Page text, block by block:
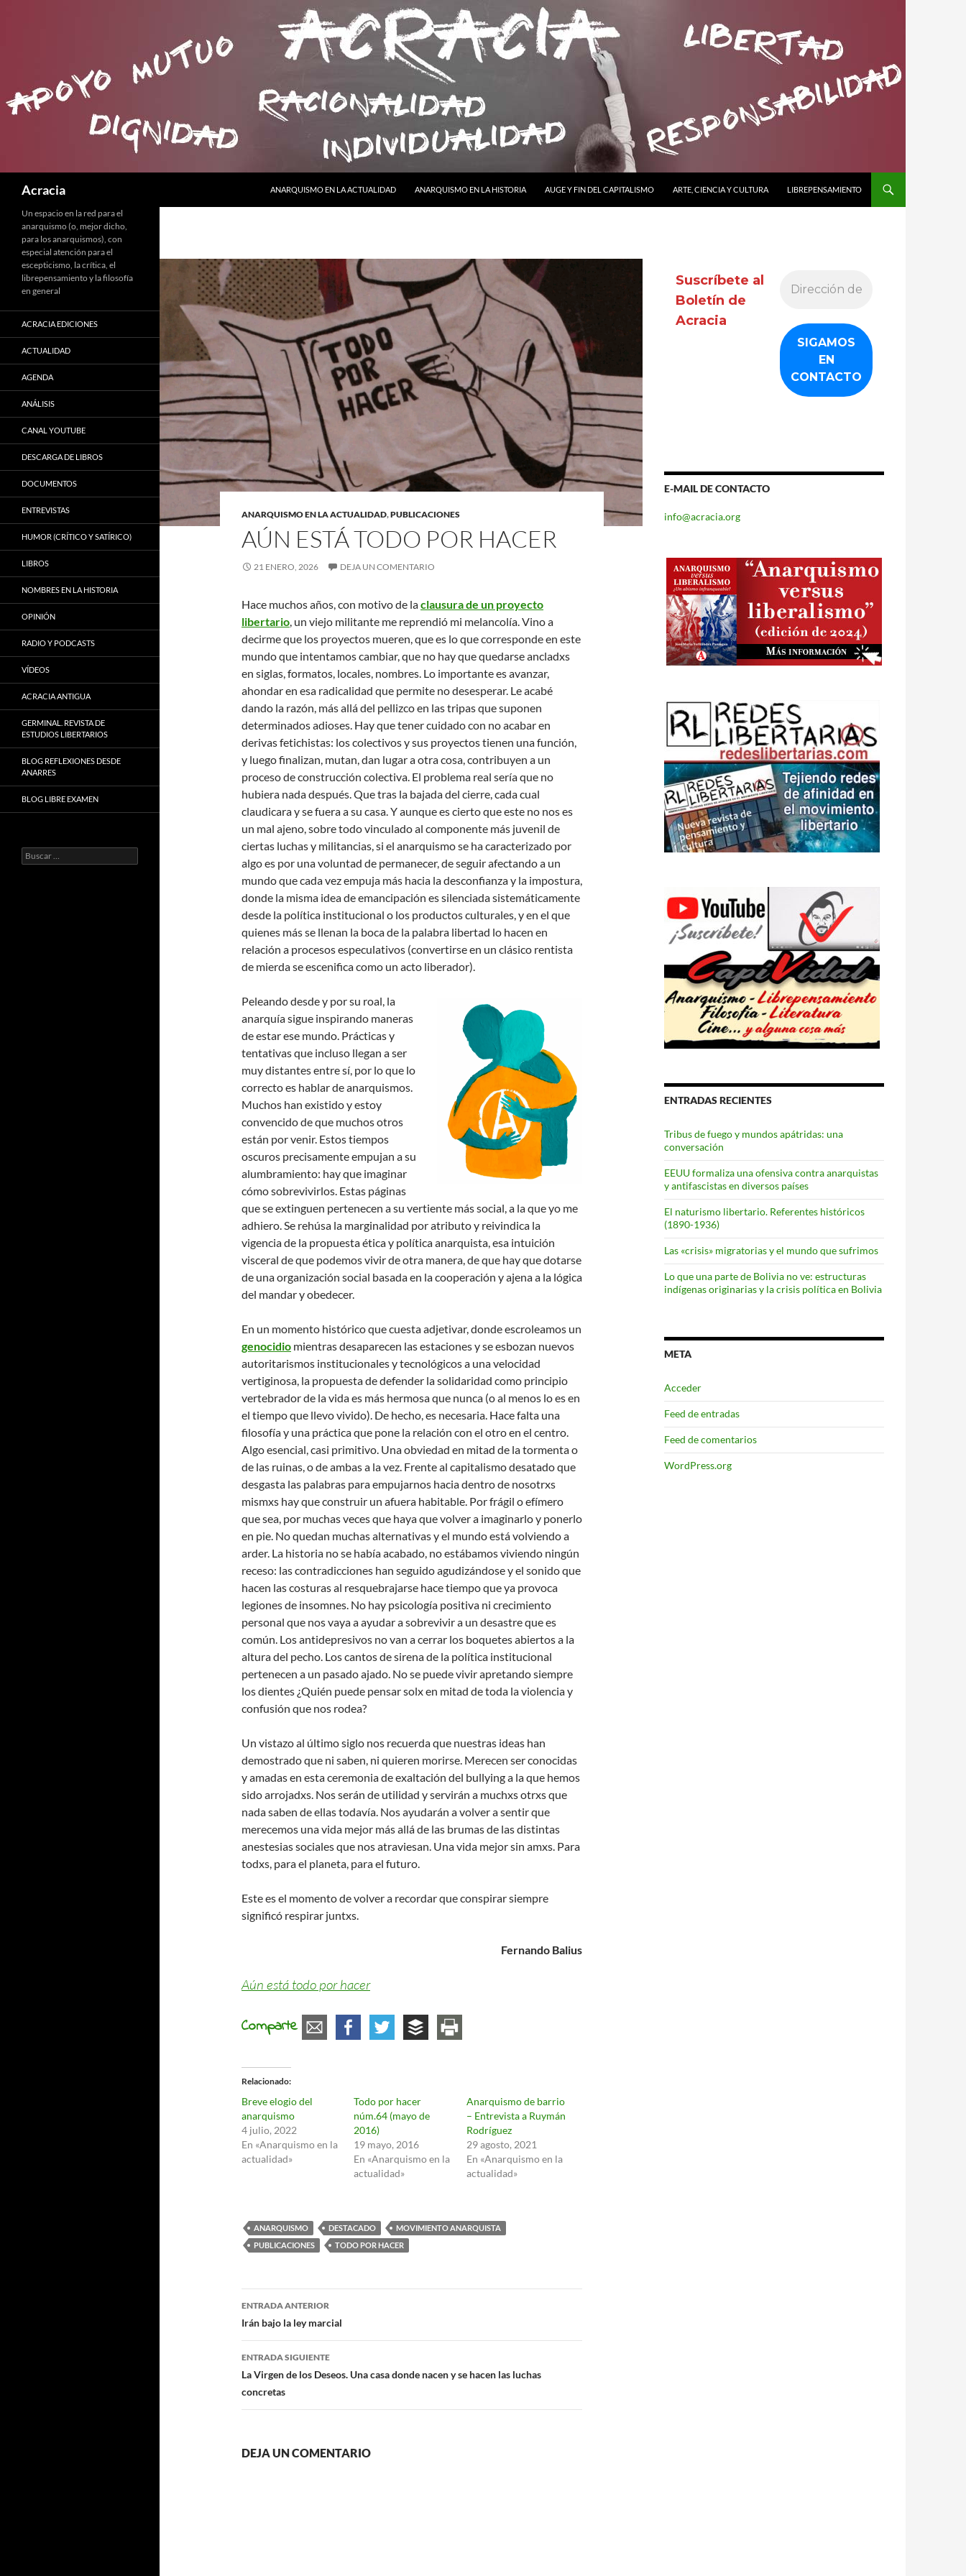
Acracia
ANARQUISMO EN LA ACTUALIDAD
ANARQUISMO EN LA HISTORIA AUGE Y FIN DEL CAPITALISMO ARTE, CIENCIA Y CULTURA LIBREPENSAMIENTO
ANARQUISMO EN LA ACTUALIDAD,PUBLICACIONES
AÚN ESTÁ TODO POR HACER
21 ENERO, 2026 DEJA UN COMENTARIO
Hace muchos años, con motivo de laclausura de un proyecto
libertario, un viejo militante me reprendió mi melancolía. Vino a
decirme que los proyectos mueren, que es lo que corresponde en este
mundo que intentamos cambiar, que no hay que quedarse ancladxs
en siglas, formatos, locales, nombres. Lo importante es avanzar,
ahondar en esa radicalidad que permite no desesperar. Le acabé
dando la razón, más allá del pellizco en las tripas que suponen
determinados adioses. Hay que tener cuidado con no acabar en
derivas fetichistas: los colectivos y sus proyectos tienen una función,
y luego finalizan, mutan, dan lugar a otra cosa, contribuyen a un
proceso de construcción colectiva. El problema real sería que no
hubiera nada después. Que tras la bajada del cierre, cada cual
claudicara y se fuera a su casa. Y aunque es cierto que este no nos es
un mal ajeno, sobre todo vinculado al componente más juvenil de
ciertas luchas y militancias, si el anarquismo se ha caracterizado por
algo es por una voluntad de permanecer, de seguir afectando a un
mundo que cada vez empuja más hacia la desconfianza y la impostura,
donde la misma idea de emancipación es silenciada sistemáticamente
desde la política institucional o los productos culturales, y en el que
quienes más se llenan la boca de la palabra libertad lo hacen en
relación a procesos especulativos (convertirse en un clásico rentista
de mierda se escenifica como un acto liberador).
Peleando desde y por su roal, la
anarquía sigue inspirando maneras
de estar ese mundo. Prácticas y
tentativas que incluso llegan a ser
muy distantes entre sí, por lo que lo
correcto es hablar de anarquismos.
Muchos han existido y estoy
convencido de que muchos otros
están por venir. Estos tiempos
oscuros precisamente empujan a su
alumbramiento: hay que imaginar
cómo sobrevivirlos. Estas páginas
que se extinguen pertenecen a su vertiente más social, a la que yo me
adhiero. Se rehúsa la marginalidad por atributo y reivindica la
vigencia de la propuesta ética y política anarquista, esa intuición
visceral de que podemos vivir de otra manera, de que hay que dotarse
de una organización social basada en la cooperación y ajena a la lógica
del mandar y obedecer.
En un momento histórico que cuesta adjetivar, donde escroleamos un
genocidio mientras desaparecen las estaciones y se esbozan nuevos
autoritarismos institucionales y tecnológicos a una velocidad
vertiginosa, la propuesta de defender la solidaridad como principio
vertebrador de la vida es más hermosa que nunca (o al menos lo es en
el tiempo que llevo vivido). De hecho, es necesaria. Hace falta una
filosofía y una práctica que pone la relación con el otro en el centro.
Algo esencial, casi primitivo. Una obviedad en mitad de la tormenta o
de las ruinas, o de ambas a la vez. Frente al capitalismo desatado que
desgasta las palabras para empujarnos hacia dentro de nosotrxs
mismxs hay que construir un afuera habitable. Por frágil o efímero
que sea, por muchas veces que haya que volver a imaginarlo y ponerlo
en pie. No quedan muchas alternativas y el mundo está volviendo a
arder. La historia no se había acabado, no estábamos viviendo ningún
receso: las contradicciones han seguido agudizándose y el sonido que
hacen las costuras al resquebrajarse hace tiempo que ya provoca
legiones de insomnes. No hay psicología positiva ni crecimiento
personal que nos vaya a ayudar a sobrevivir a un desastre que es
común. Los antidepresivos no van a cerrar los boquetes abiertos a la
altura del pecho. Los cantos de sirena de la política institucional
pertenecen a un pasado ajado. No se puede vivir apretando siempre
los dientes ¿Quién puede pensar solx en mitad de toda la violencia y
confusión que nos rodea?
Un vistazo al último siglo nos recuerda que nuestras ideas han
demostrado que ni saben, ni quieren morirse. Merecen ser conocidas
y amadas en esta ceremonia de exaltación del bullying a la que hemos
sido arrojadxs. Nos serán de utilidad y servirán a muchxs otrxs que
nada saben de ellas todavía. Nos ayudarán a volver a sentir que
merecemos una vida mejor más allá de las brumas de las distintas
anestesias sociales que nos atraviesan. Una vida mejor sin amxs. Para
todxs, para el planeta, para el futuro.
Este es el momento de volver a recordar que conspirar siempre
significó respirar juntxs.
Fernando Balius
Aún está todo por hacer
Comparte
Relacionado
Breve elogio del
anarquismo
4 julio, 2022
En «Anarquismo en la
actualidad»
Todo por hacer
núm.64 (mayo de
2016)
19 mayo, 2016
En «Anarquismo en la
actualidad»
Anarquismo de barrio
– Entrevista a Ruymán
Rodríguez
29 agosto, 2021
En «Anarquismo en la
actualidad»
ANARQUISMO DESTACADO
MOVIMIENTO ANARQUISTA
PUBLICACIONES
TODO POR HACER
Navegación
de
entradas
ENTRADA ANTERIOR
Irán bajo la ley marcial
ENTRADA SIGUIENTE
La Virgen de los Deseos. Una casa donde nacen y se hacen las luchas
concretas
DEJA UN COMENTARIO
Suscríbete al
Boletín de
Acracia
E-MAIL DE CONTACTO
info@acracia.org
ENTRADAS RECIENTES
Tribus de fuego y mundos apátridas: una
conversación
EEUU formaliza una ofensiva contra anarquistas
y antifascistas en diversos países
El naturismo libertario. Referentes históricos
(1890-1936)
Las «crisis» migratorias y el mundo que sufrimos
Lo que una parte de Bolivia no ve: estructuras
indígenas originarias y la crisis política en Bolivia
META
Acceder
Feed de entradas
Feed de comentarios
WordPress.org
Un espacio en la red para el
anarquismo (o, mejor dicho,
para los anarquismos), con
especial atención para el
escepticismo, la crítica, el
librepensamiento y la filosofía
en general
ACRACIA EDICIONES
ACTUALIDAD
AGENDA
ANÁLISIS
CANAL YOUTUBE
DESCARGA DE LIBROS
DOCUMENTOS
ENTREVISTAS
HUMOR (CRÍTICO Y SATÍRICO)
LIBROS
NOMBRES EN LA HISTORIA
OPINIÓN
RADIO Y PODCASTS
VÍDEOS
ACRACIA ANTIGUA
GERMINAL. REVISTA DE
ESTUDIOS LIBERTARIOS
BLOG REFLEXIONES DESDE
ANARRES
BLOG LIBRE EXAMEN
Buscar: